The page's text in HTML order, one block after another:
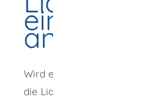
eines
anmelden
Wird ein Verein aufgelöst,
die Liquidation. In der